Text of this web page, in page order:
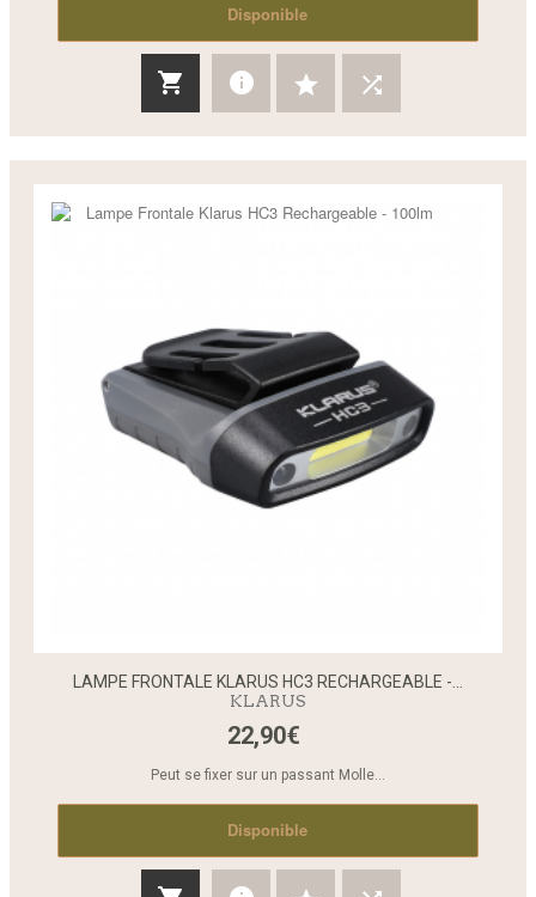
Disponible
LAMPE FRONTALE KLARUS HC3 RECHARGEABLE -...
KLARUS
22,90€
Peut se fixer sur un passant Molle...
Disponible